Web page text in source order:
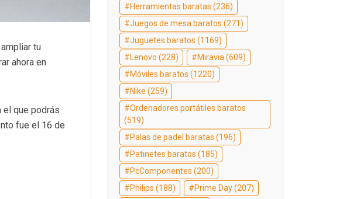
tu
ahora en
el que podrás
fue el 16 de
Herramientas baratas (236)
Juegos de mesa baratos (271)
Juguetes baratos (1169)
Lenovo (228) Miravia (609)
Móviles baratos (1220)
Nike (259)
Ordenadores portátiles baratos
(519)
Palas de padel baratas (196)
Patinetes baratos (185)
PcComponentes (200)
Philips (188) Prime Day(207)